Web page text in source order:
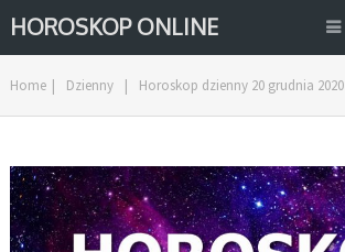
HOROSKOP ONLINE
Home | Dzienny | Horoskop dzienny 20 grudnia 2020